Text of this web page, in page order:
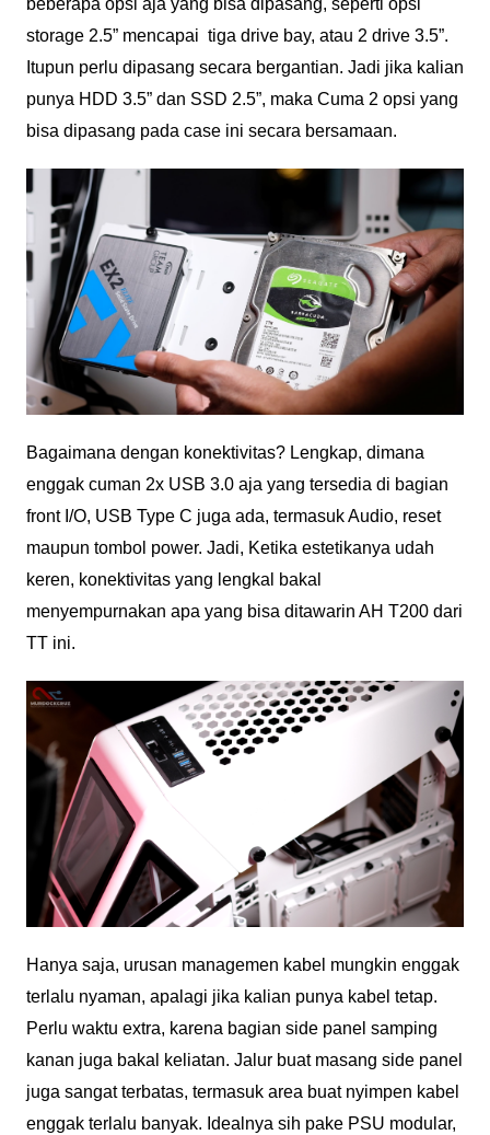
beberapa opsi aja yang bisa dipasang, seperti opsi
storage 2.5” mencapai tiga drive bay, atau 2 drive 3.5”.
Itupun perlu dipasang secara bergantian. Jadi jika kalian
punya HDD 3.5” dan SSD 2.5”, maka Cuma 2 opsi yang
bisa dipasang pada case ini secara bersamaan.
Bagaimana dengan konektivitas? Lengkap, dimana
enggak cuman 2x USB 3.0 aja yang tersedia di bagian
front I/O, USB Type C juga ada, termasuk Audio, reset
maupun tombol power. Jadi, Ketika estetikanya udah
keren, konektivitas yang lengkal bakal
menyempurnakan apa yang bisa ditawarin AH T200 dari
TT ini.
Hanya saja, urusan managemen kabel mungkin enggak
terlalu nyaman, apalagi jika kalian punya kabel tetap.
Perlu waktu extra, karena bagian side panel samping
kanan juga bakal keliatan. Jalur buat masang side panel
juga sangat terbatas, termasuk area buat nyimpen kabel
enggak terlalu banyak. Idealnya sih pake PSU modular,